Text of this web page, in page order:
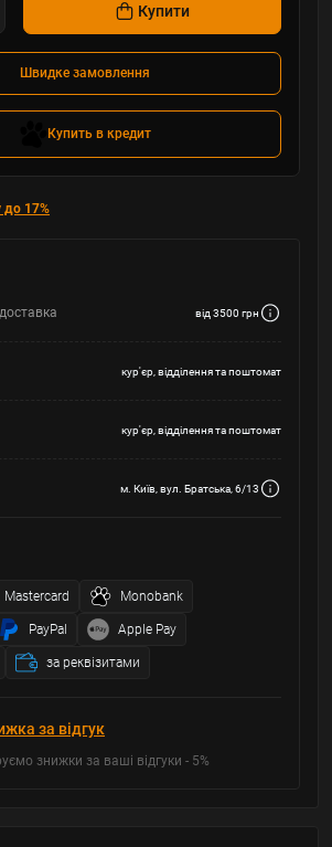
Купити
Швидке замовлення
Купить в кредит
17%
від 3500 грн
кур'єр, відділення та поштомат
кур'єр, відділення та поштомат
м. Київ, вул. Братська, 6/13
Mastercard Monobank
PayPal Apple Pay
за реквізитами
за відгук
знижки за ваші відгуки - 5%